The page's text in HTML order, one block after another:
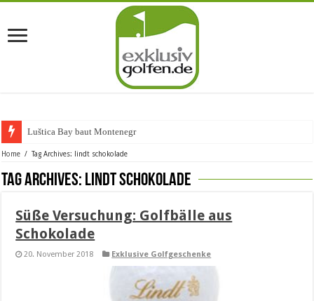
Luštica Bay baut Montenegros er
Home / Tag Archives: lindt schokolade
Tag Archives: lindt schokolade
Süße Versuchung: Golfbälle aus
Schokolade
20. November 2018 Exklusive Golfgeschenke